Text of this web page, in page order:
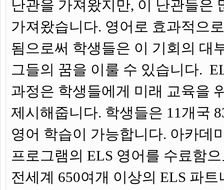
난관을 가져왔지만, 이 난관들은
가져왔습니다. 영어로 효과적으
됨으로써 학생들은 이 기회의 대
그들의 꿈을 이룰 수 있습니다.
과정은 학생들에게 미래 교육을
제시해줍니다. 학생들은 11개국
영어 학습이 가능합니다. 아카데
프로그램의 ELS 영어를 수료함
전세계 650여개 이상의 ELS 파